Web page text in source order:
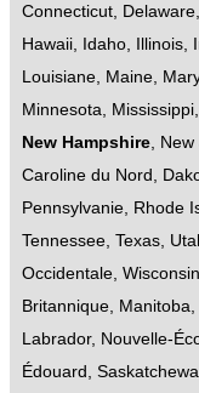
Connecticut, Delaware,
Hawaii, Idaho, Illinois,
Louisiane, Maine,
Minnesota, Mississippi,
New Hampshire, New
Caroline du Nord ,
Pennsylvanie, Rhode
Tennessee, Texas,
Occidentale, Wisconsin
Britannique, Manitoba,
Labrador, Nouvelle-
Édouard ,